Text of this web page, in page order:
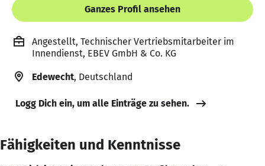
Ganzes Profil ansehen
Angestellt, Technischer Vertriebsmitarbeiter im
Innendienst, EBEV GmbH & Co. KG
Edewecht, Deutschland
Logg Dich ein, um alle Einträge zu sehen.
Fähigkeiten und Kenntnisse